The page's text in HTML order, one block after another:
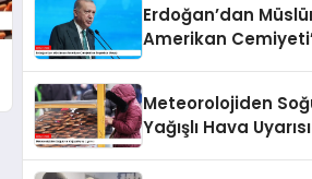
Erdoğan’dan
Amerikan
Meteorolojiden
Yağışlı Hava Uyarısı